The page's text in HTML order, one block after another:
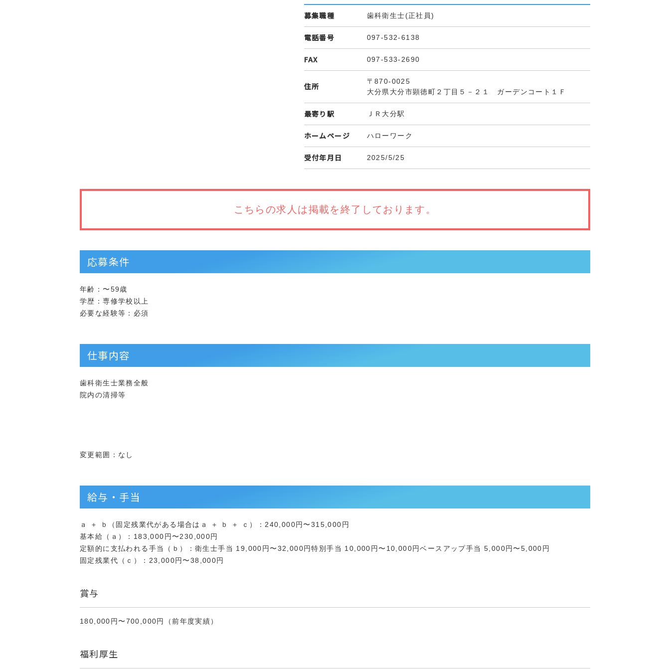
募集職種 歯科衛生士(正社員)
電話番号 097-532-6138
FAX 097-533-2690
住所
〒870-0025
大分県大分市顕徳町２丁目５－２１ ガーデンコート１Ｆ
最寄り駅 ＪＲ大分駅
ホームページ ハローワーク
受付年月日 2025/5/25
こちらの求人は掲載を終了しております。
応募条件
年齢：〜59歳
学歴：専修学校以上
必要な経験等：必須
仕事内容
歯科衛生士業務全般
院内の清掃等
変更範囲：なし
給与・手当
ａ ＋ ｂ（固定残業代がある場合はａ ＋ ｂ ＋ ｃ）：240,000円〜315,000円
基本給（ａ）：183,000円〜230,000円
定額的に支払われる手当（ｂ）：衛生士手当 19,000円〜32,000円特別手当 10,000円〜10,000円ベースアップ手当 5,000円〜5,000円
固定残業代（ｃ）：23,000円〜38,000円
賞与
180,000円〜700,000円（前年度実績）
福利厚生